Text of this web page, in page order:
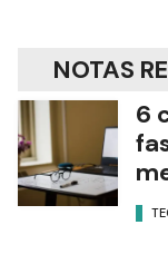
NOTAS
6